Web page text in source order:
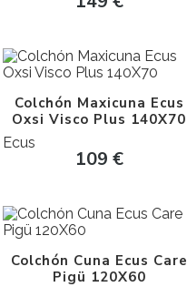
Colchón Maxicuna Ecus
Oxsi Visco Plus 140X70
Ecus
109 €
Colchón Cuna Ecus Care
Pigü 120X60